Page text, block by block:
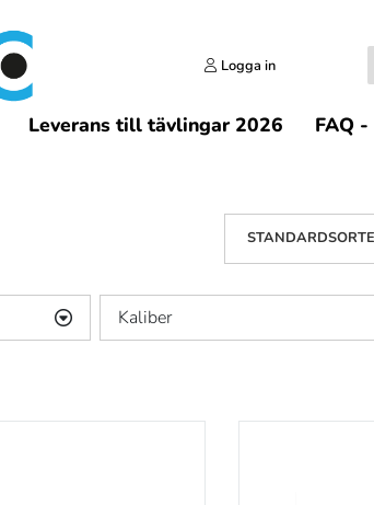
Logga in
Leverans till tävlingar 2026 FAQ
Kaliber